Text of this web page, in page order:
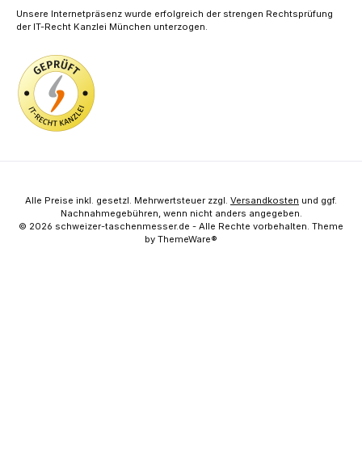
Unsere Internetpräsenz wurde erfolgreich der strengen Rechtsprüfung
der IT-Recht Kanzlei München unterzogen.
Alle Preise inkl. gesetzl. Mehrwertsteuer zzgl. Versandkosten und ggf.
Nachnahmegebühren, wenn nicht anders angegeben.
© 2026 schweizer-taschenmesser.de - Alle Rechte vorbehalten. Theme
by ThemeWare®